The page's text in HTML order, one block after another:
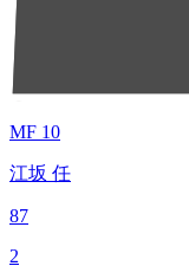
成績
1
MF 10
江坂 任
87
2